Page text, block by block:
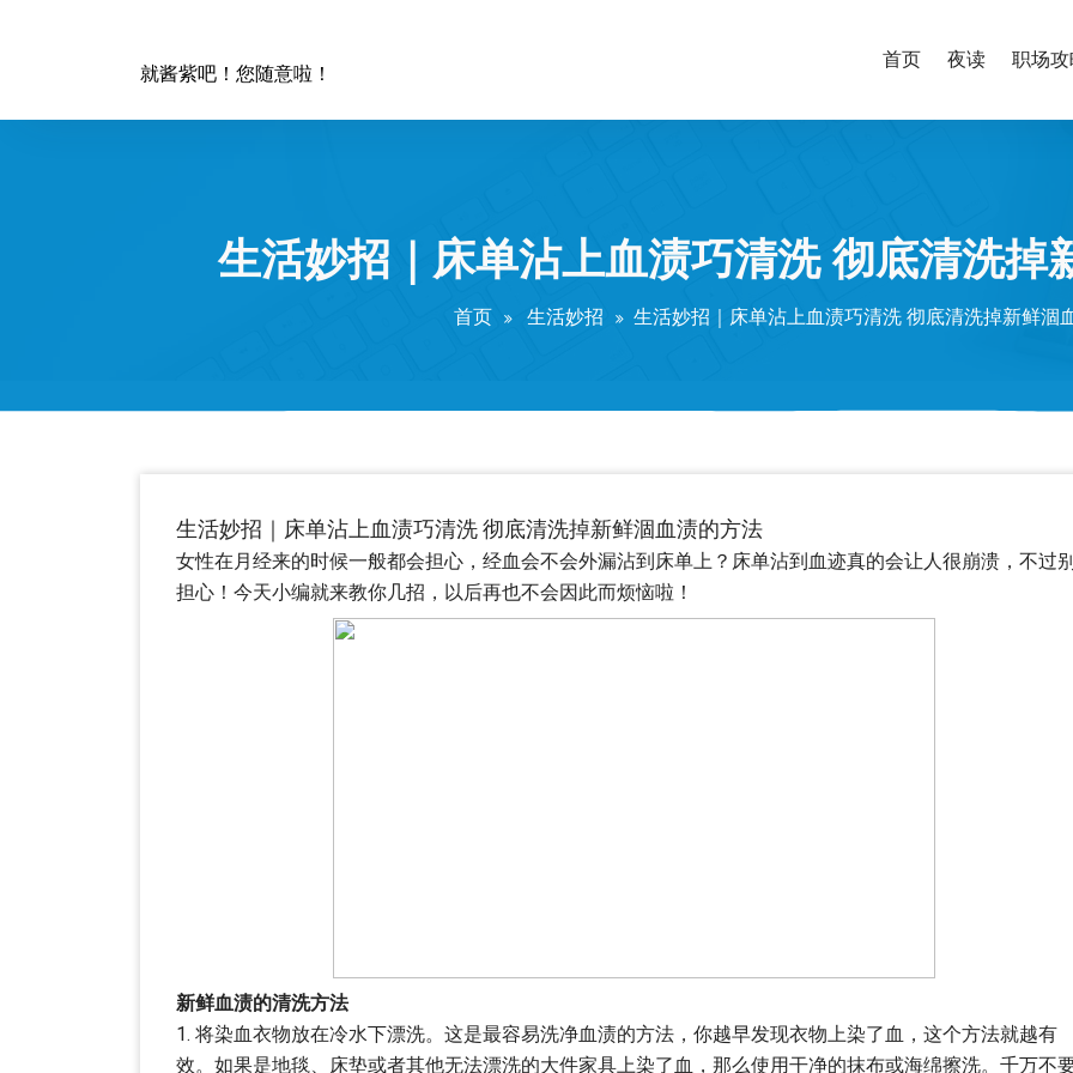
就酱紫吧！您随意啦！
首页 夜读 职场
生活妙招｜床单沾上血渍巧清洗 彻底清洗掉
首页 生活妙招 生活妙招｜床单沾上血渍巧清洗 彻底清洗掉新鲜涸
生活妙招｜床单沾上血渍巧清洗 彻底清洗掉新鲜涸血渍的方法
女性在月经来的时候一般都会担心，经血会不会外漏沾到床单上？床单沾到血迹真的会让人很崩溃，不过
担心！今天小编就来教你几招，以后再也不会因此而烦恼啦！
新鲜血渍的清洗方法
1. 将染血衣物放在冷水下漂洗。这是最容易洗净血渍的方法，你越早发现衣物上染了血，这个方法就越有
效。如果是地毯、床垫或者其他无法漂洗的大件家具上染了血，那么使用干净的抹布或海绵擦洗。千万不